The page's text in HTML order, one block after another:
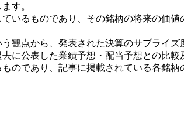
す。
いるものであり、その銘柄の将来の価
観点から、発表された決算のサプライ
に公表した業績予想・配当予想との比
のであり、記事に掲載されている各銘